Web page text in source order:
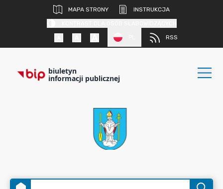
MAPA STRONY
INSTRUKCJA
RSS
biuletyn
informacji publicznej